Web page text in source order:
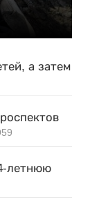
а затем
летнюю